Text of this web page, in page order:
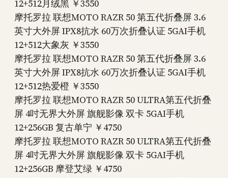
12+512月绒黑 ￥3550
摩托罗拉 联想MOTO RAZR 50 第五代折叠屏 3.6
英寸大外屏 IPX8抗水 60万次折叠认证 5GAI手机
12+512大象灰 ￥3550
摩托罗拉 联想MOTO RAZR 50 第五代折叠屏 3.6
英寸大外屏 IPX8抗水 60万次折叠认证 5GAI手机
12+512热爱橙 ￥3550
摩托罗拉 联想MOTO RAZR 50 ULTRA第五代折叠
屏 4吋无界大外屏 旗舰影像 双卡 5GAI手机
12+256GB 复古单宁 ￥4750
摩托罗拉 联想MOTO RAZR 50 ULTRA第五代折叠
屏 4吋无界大外屏 旗舰影像 双卡 5GAI手机
12+256GB 摩登艾绿 ￥4750